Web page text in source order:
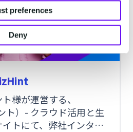
preferences
Deny
様が運営する、
ト）- クラウド活用と生
トにて、弊社インタビ